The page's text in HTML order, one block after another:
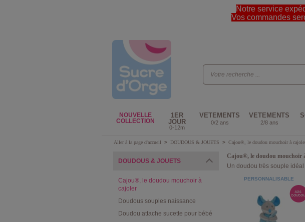
Notre service
Vos commandes
NOUVELLE
COLLECTION
1ER
JOUR
0-12m
VETEMENTS
0/2 ans
VETEMENTS
2/8 ans
Aller à la page d'accueil > DOUDOUS & JOUETS > Cajou®, le doudou mouchoir à
DOUDOUS & JOUETS
Cajou®, le doudou mouchoir à
cajoler
Doudous souples naissance
Doudou attache sucette pour bébé
Cajou®, le doudou mouchoir
Un doudou très souple
PERSONNALISABLE